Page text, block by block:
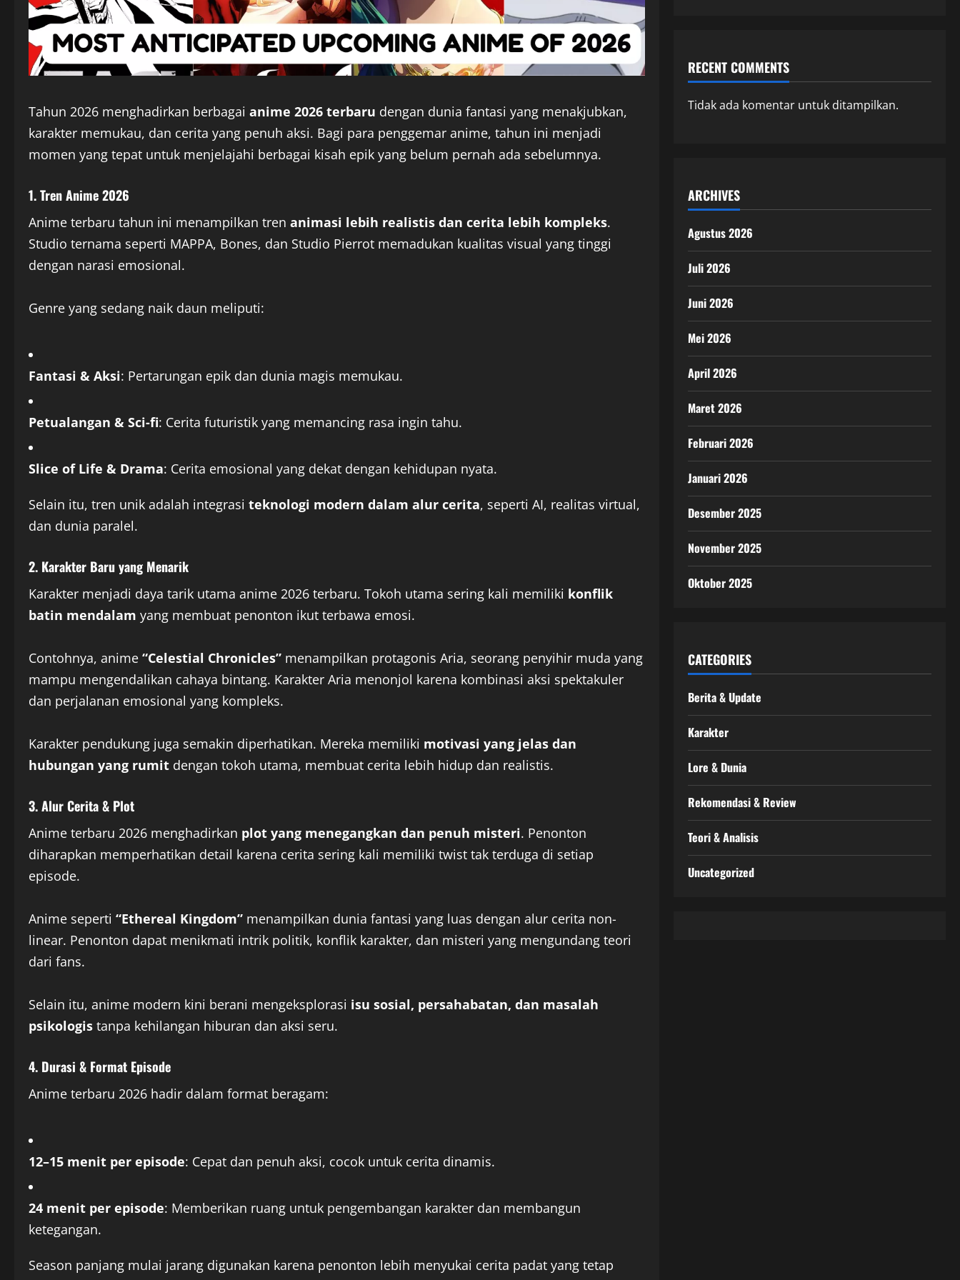
Tahun 2026 menghadirkan berbagai anime 2026 terbaru dengan dunia fantasi yang menakjubkan,
karakter memukau, dan cerita yang penuh aksi. Bagi para penggemar anime, tahun ini menjadi
momen yang tepat untuk menjelajahi berbagai kisah epik yang belum pernah ada sebelumnya.
1. Tren Anime 2026
Anime terbaru tahun ini menampilkan tren animasi lebih realistis dan cerita lebih kompleks.
Studio ternama seperti MAPPA, Bones, dan Studio Pierrot memadukan kualitas visual yang tinggi
dengan narasi emosional.
Genre yang sedang naik daun meliputi:
Fantasi & Aksi: Pertarungan epik dan dunia magis memukau.
Petualangan & Sci-fi: Cerita futuristik yang memancing rasa ingin tahu.
Slice of Life & Drama: Cerita emosional yang dekat dengan kehidupan nyata.
Selain itu, tren unik adalah integrasi teknologi modern dalam alur cerita, seperti AI, realitas virtual,
dan dunia paralel.
2. Karakter Baru yang Menarik
Karakter menjadi daya tarik utama anime 2026 terbaru. Tokoh utama sering kali memiliki konflik
batin mendalam yang membuat penonton ikut terbawa emosi.
Contohnya, anime “Celestial Chronicles” menampilkan protagonis Aria, seorang penyihir muda yang
mampu mengendalikan cahaya bintang. Karakter Aria menonjol karena kombinasi aksi spektakuler
dan perjalanan emosional yang kompleks.
Karakter pendukung juga semakin diperhatikan. Mereka memiliki motivasi yang jelas dan
hubungan yang rumit dengan tokoh utama, membuat cerita lebih hidup dan realistis.
3. Alur Cerita & Plot
Anime terbaru 2026 menghadirkan plot yang menegangkan dan penuh misteri. Penonton
diharapkan memperhatikan detail karena cerita sering kali memiliki twist tak terduga di setiap
episode.
Anime seperti “Ethereal Kingdom” menampilkan dunia fantasi yang luas dengan alur cerita non-
linear. Penonton dapat menikmati intrik politik, konflik karakter, dan misteri yang mengundang teori
dari fans.
Selain itu, anime modern kini berani mengeksplorasi isu sosial, persahabatan, dan masalah
psikologis tanpa kehilangan hiburan dan aksi seru.
4. Durasi & Format Episode
Anime terbaru 2026 hadir dalam format beragam:
12–15 menit per episode: Cepat dan penuh aksi, cocok untuk cerita dinamis.
24 menit per episode: Memberikan ruang untuk pengembangan karakter dan membangun
ketegangan.
Season panjang mulai jarang digunakan karena penonton lebih menyukai cerita padat yang tetap
RECENT COMMENTS
Tidak ada komentar untuk ditampilkan.
ARCHIVES
Agustus 2026
Juli 2026
Juni 2026
Mei 2026
April 2026
Maret 2026
Februari 2026
Januari 2026
Desember 2025
November 2025
Oktober 2025
CATEGORIES
Berita & Update
Karakter
Lore & Dunia
Rekomendasi & Review
Teori & Analisis
Uncategorized